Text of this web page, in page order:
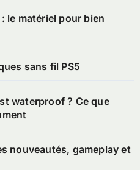
le matériel pour bien
sans fil PS5
waterproof ? Ce que
nouveautés, gameplay et